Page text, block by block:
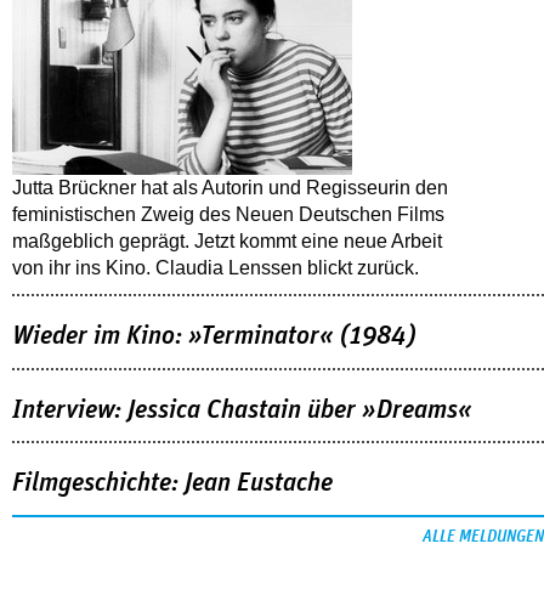
Jutta Brückner hat als Autorin und Regisseurin den
feministischen Zweig des Neuen Deutschen Films
maßgeblich geprägt. Jetzt kommt eine neue Arbeit
von ihr ins Kino. Claudia Lenssen blickt zurück.
Wieder im Kino: »Terminator« (1984)
Interview: Jessica Chastain über »Dreams«
Filmgeschichte: Jean Eustache
ALLE MELDUNGEN